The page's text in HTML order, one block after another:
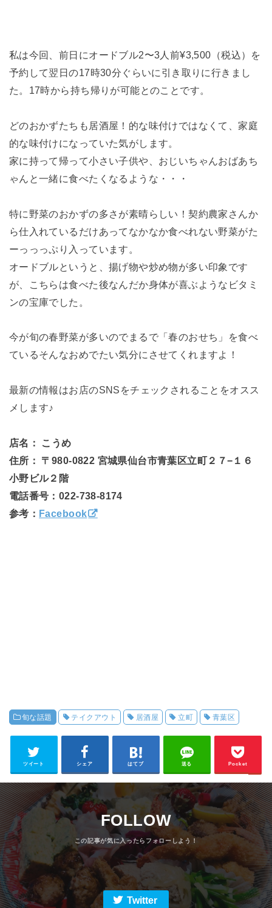
私は今回、前日にオードブル2〜3人前¥3,500（税込）を
予約して翌日の17時30分ぐらいに引き取りに行きまし
た。17時から持ち帰りが可能とのことです。
どのおかずたちも居酒屋！的な味付けではなくて、家庭
的な味付けになっていた気がします。
家に持って帰って小さい子供や、おじいちゃんおばあち
ゃんと一緒に食べたくなるような・・・
特に野菜のおかずの多さが素晴らしい！契約農家さんか
ら仕入れているだけあってなかなか食べれない野菜がた
ーっっっぷり入っています。
オードブルというと、揚げ物や炒め物が多い印象です
が、こちらは食べた後なんだか身体が喜ぶようなビタミ
ンの宝庫でした。
今が旬の春野菜が多いのでまるで「春のおせち」を食べ
ているそんなおめでたい気分にさせてくれますよ！
最新の情報はお店のSNSをチェックされることをオスス
メします♪
店名： こうめ
住所： 〒980-0822 宮城県仙台市青葉区立町２７−１６
小野ビル２階
電話番号：022-738-8174
参考： Facebook
旬な話題 テイクアウト 居酒屋 立町 青葉区
ツイート シェア はてブ 送る Pocket
FOLLOW
Twitter